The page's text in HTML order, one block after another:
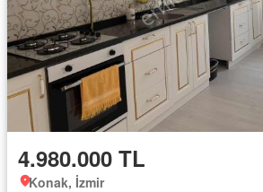
4.980.000 TL
Konak, İzmir